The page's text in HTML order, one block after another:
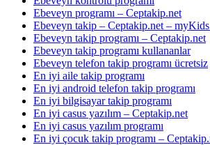
Ebeveyn programı – Ceptakip.net
Ebeveyn takip – Ceptakip.net –
Ebeveyn takip programı – Ceptakip.net
Ebeveyn takip programı kullananlar
Ebeveyn telefon takip programı ücretsiz
En iyi aile takip programı
En iyi android telefon takip programı
En iyi bilgisayar takip programı
En iyi casus yazılım – Ceptakip.net
En iyi casus yazılım programı
En iyi çocuk takip programı –